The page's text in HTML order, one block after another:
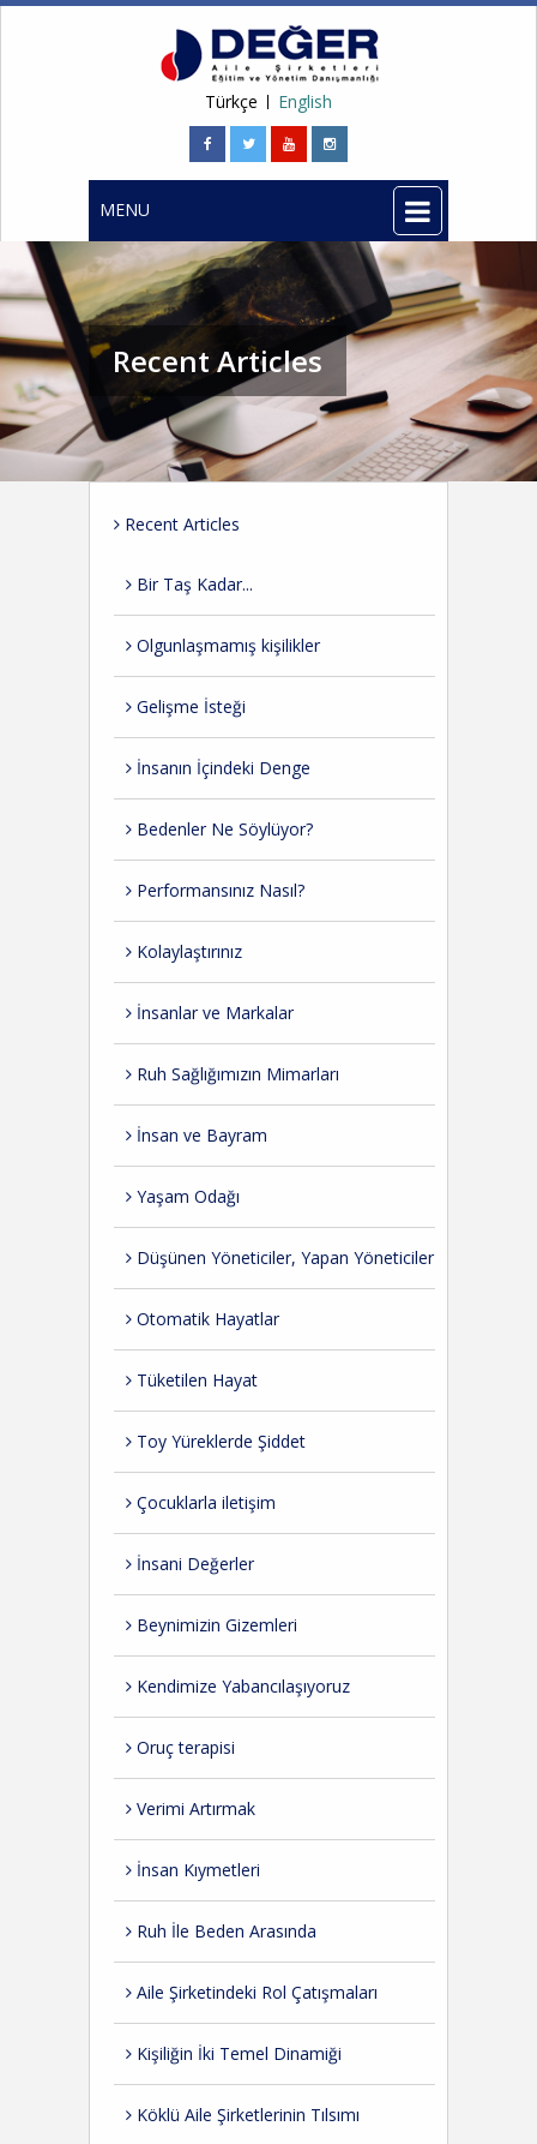
Türkçe English
MENU
Recent Articles
Recent Articles
Bir Taş Kadar...
Olgunlaşmamış kişilikler
Gelişme İsteği
İnsanın İçindeki Denge
Bedenler Ne Söylüyor?
Performansınız Nasıl?
Kolaylaştırınız
İnsanlar ve Markalar
Ruh Sağlığımızın Mimarları
İnsan ve Bayram
Yaşam Odağı
Düşünen Yöneticiler, Yapan Yöneticiler
Otomatik Hayatlar
Tüketilen Hayat
Toy Yüreklerde Şiddet
Çocuklarla iletişim
İnsani Değerler
Beynimizin Gizemleri
Kendimize Yabancılaşıyoruz
Oruç terapisi
Verimi Artırmak
İnsan Kıymetleri
Ruh İle Beden Arasında
Aile Şirketindeki Rol Çatışmaları
Kişiliğin İki Temel Dinamiği
Köklü Aile Şirketlerinin Tılsımı